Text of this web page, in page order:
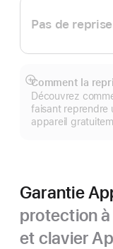
Pas de reprise
Comment la
Découvrez
faisant reprendre
appareil
Afficher
plus
Garantie
protection à
et clavier